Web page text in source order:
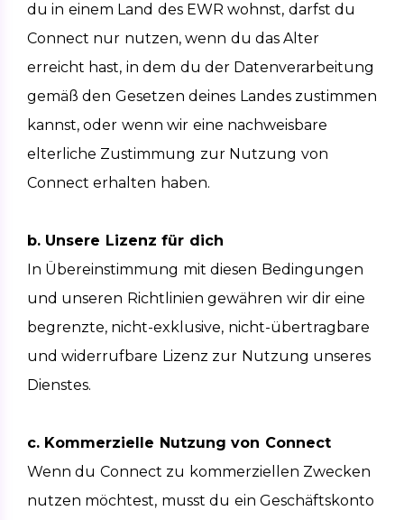
du in einem Land des EWR wohnst, darfst du
Connect nur nutzen, wenn du das Alter
erreicht hast, in dem du der Datenverarbeitung
gemäß den Gesetzen deines Landes zustimmen
kannst, oder wenn wir eine nachweisbare
elterliche Zustimmung zur Nutzung von
Connect erhalten haben.
b. Unsere Lizenz für dich
In Übereinstimmung mit diesen Bedingungen
und unseren Richtlinien gewähren wir dir eine
begrenzte, nicht-exklusive, nicht-übertragbare
und widerrufbare Lizenz zur Nutzung unseres
Dienstes.
c. Kommerzielle Nutzung von Connect
Wenn du Connect zu kommerziellen Zwecken
nutzen möchtest, musst du ein Geschäftskonto